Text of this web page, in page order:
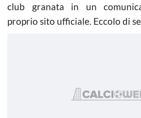
club granata in un
proprio sito ufficiale. Eccolo di